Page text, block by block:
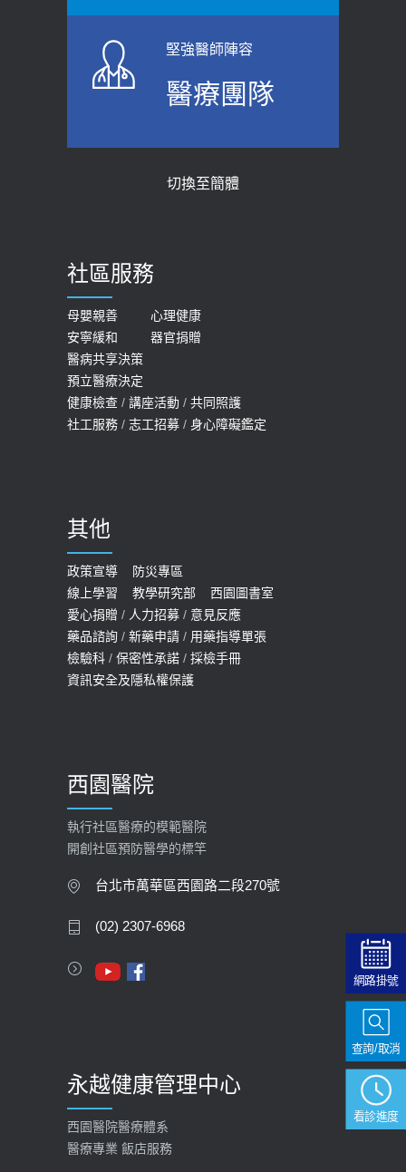
上班常待在冷氣房？小心泌尿道感染
醫示警：1病症嚴重恐喪命
2026-05-21
女性必看國健署公費懶人包！這幾項檢
查完全免費 沒做虧大了
2026-05-14
骨科魏志定主任接受專訪 【年代電視
質密度檢查！醫：注意5重點可逆轉
膝蓋退化有9大部位 骨科醫坦言：不
一定得換人工關節
2019-10-08
20歲迪士尼男星因癲癇猝逝 老人小
孩最好發、醫師點出8大前兆
2019-07-09
預約
2022-01-07
114年【公費流感及新冠疫苗】門診
預約
2025-09-30
【快速肝癌篩檢MRI】新檢查服務
2026-02-06
大吃大喝、肥胖害到膽囊！膽結石、
膽息肉如何處理？
2023-09-27
堅強醫師陣容
醫療團隊
切換至簡體
社區服務
母嬰親善
心理健康
安寧緩和
器官捐贈
醫病共享決策
預立醫療決定
健康檢查 / 講座活動 / 共同照護
社工服務 / 志工招募 / 身心障礙鑑定
其他
政策宣導
防災專區
線上學習
教學研究部
西園圖書室
愛心捐贈 / 人力招募 / 意見反應
藥品諮詢 / 新藥申請 / 用藥指導單張
檢驗科 / 保密性承諾 / 採檢手冊
資訊安全及隱私權保護
西園醫院
執行社區醫療的模範醫院
開創社區預防醫學的標竿
台北市萬華區西園路二段270號
(02) 2307-6968
永越健康管理中心
西園醫院醫療體系
醫療專業 飯店服務
網路掛號
看診進度
查詢/取消